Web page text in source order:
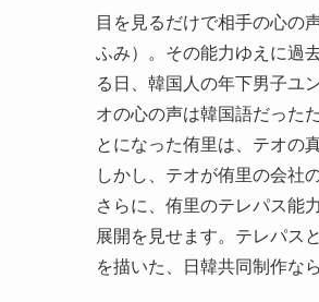
目を見るだけで相手の心の
ふみ）。その能力ゆえに過
る日、韓国人の年下男子ユ
オの心の声は韓国語だった
とになった侑里は、テオの
しかし、テオが侑里の会社
さらに、侑里のテレパス能
展開を見せます。テレパス
を描いた、日韓共同制作な